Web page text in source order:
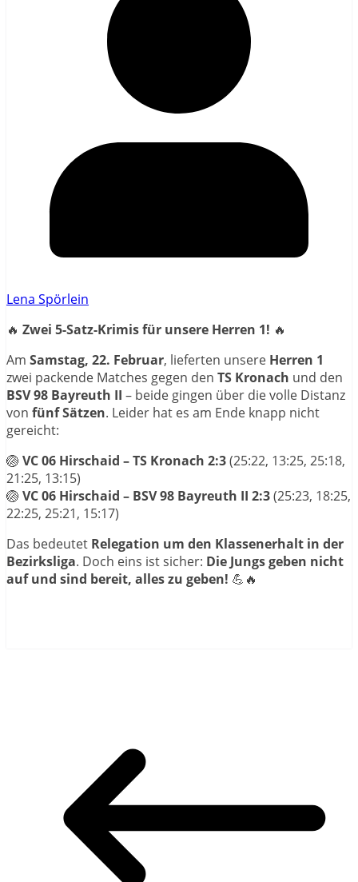
Lena Spörlein
🔥 Zwei 5-Satz-Krimis für unsere Herren 1! 🔥
Am Samstag, 22. Februar, lieferten unsere Herren 1
zwei packende Matches gegen den TS Kronach und den
BSV 98 Bayreuth II – beide gingen über die volle Distanz
von fünf Sätzen. Leider hat es am Ende knapp nicht
gereicht:
🏐 VC 06 Hirschaid – TS Kronach 2:3(25:22, 13:25, 25:18,
21:25, 13:15)
🏐 VC 06 Hirschaid – BSV 98 Bayreuth II 2:3(25:23, 18:25,
22:25, 25:21, 15:17)
Das bedeutet Relegation um den Klassenerhalt in der
Bezirksliga. Doch eins ist sicher: Die Jungs geben nicht
auf und sind bereit, alles zu geben! 💪🔥